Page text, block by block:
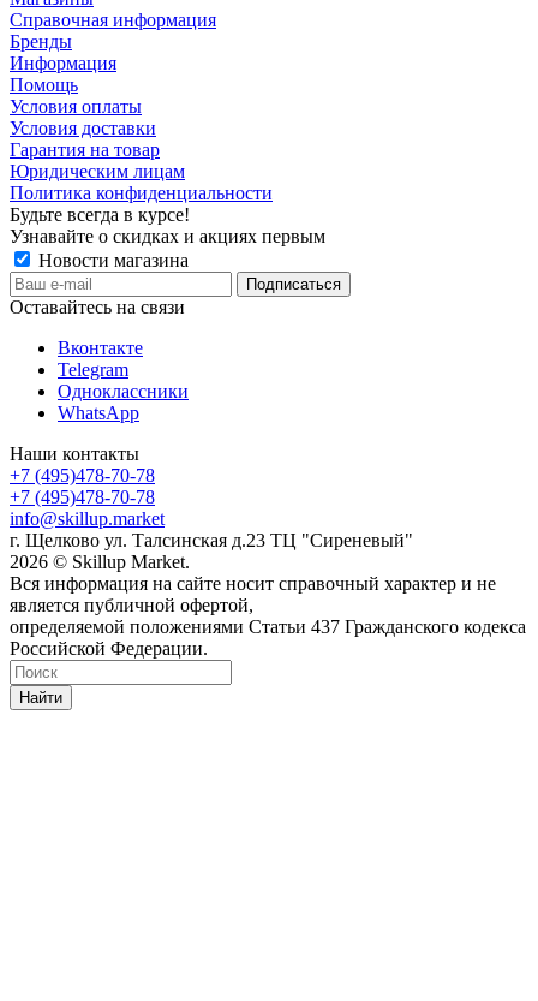
Справочная информация
Бренды
Информация
Помощь
Условия оплаты
Условия доставки
Гарантия на товар
Юридическим лицам
Политика конфиденциальности
Будьте всегда в курсе!
Узнавайте о скидках и акциях первым
Новости магазина
Оставайтесь на связи
Вконтакте
Telegram
Одноклассники
WhatsApp
Наши контакты
+7 (495)478-70-78
+7 (495)478-70-78
info@skillup.market
г. Щелково ул. Талсинская д.23 ТЦ "Сиреневый"
2026 © Skillup Market.
Вся информация на сайте носит справочный характер и не
является публичной офертой,
определяемой положениями Статьи 437 Гражданского кодекса
Российской Федерации.
Найти